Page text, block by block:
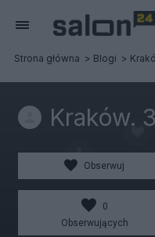
Strona główna Blogi
Kraków.
Obserwuj
0
Obserwujących